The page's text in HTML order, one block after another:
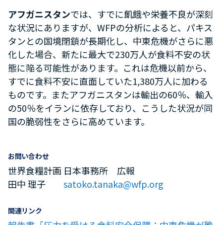
アフガニスタンでは、すでに飢餓や栄養不良が深刻
な状況にありますが、WFPの分析によると、パキス
タンとの国境閉鎖が長期化し、中東危機がさらに悪
化した場合、新たに最大で230万人が食料不安の状
態に陥る可能性があります。これは危機以前から、
すでに食料不安に直面していた1,380万人に加わる
ものです。またアフガニスタンは輸出の60％、輸入
の50％をイランに依存しており、こうした状況が同
国の脆弱性をさらに高めています。
お問い合わせ
世界食糧計画 日本事務所 広報
田中 理子 satoko.tanaka@wfp.org
関連リンク